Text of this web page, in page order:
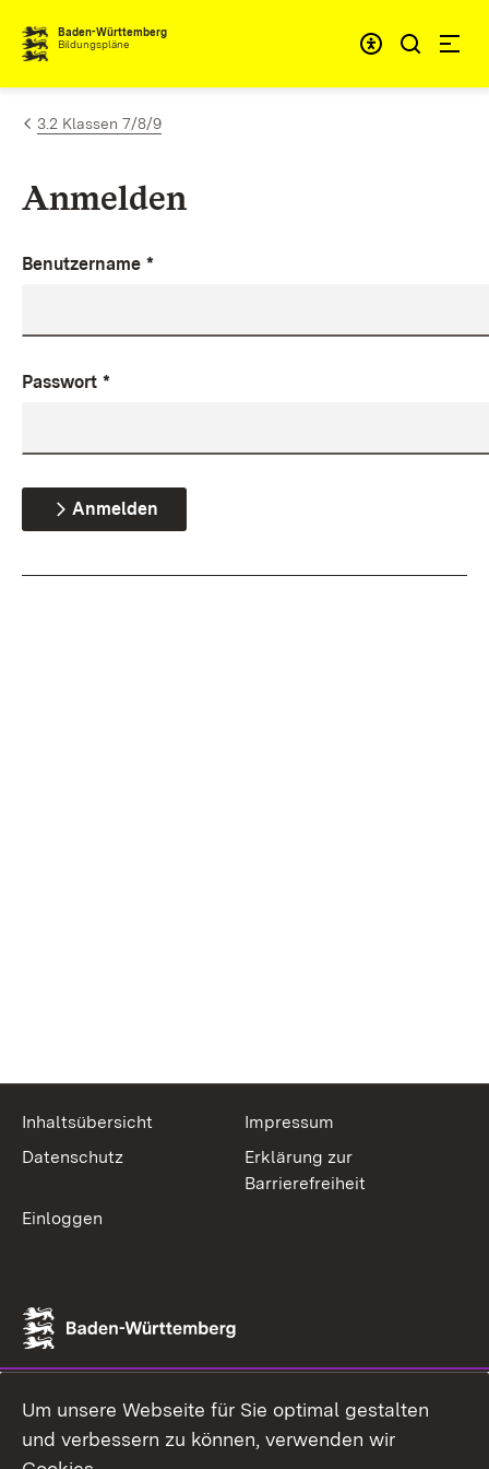
Zum Inhalt springen
Baden-Württemberg
Bildungspläne
3.2 Klassen 7/8/9
Anmelden
Benutzername *
Passwort *
Anmelden
Inhaltsübersicht
Impressum
Datenschutz
Erklärung zur
Barrierefreiheit
Einloggen
Um unsere Webseite für Sie optimal gestalten
und verbessern zu können, verwenden wir